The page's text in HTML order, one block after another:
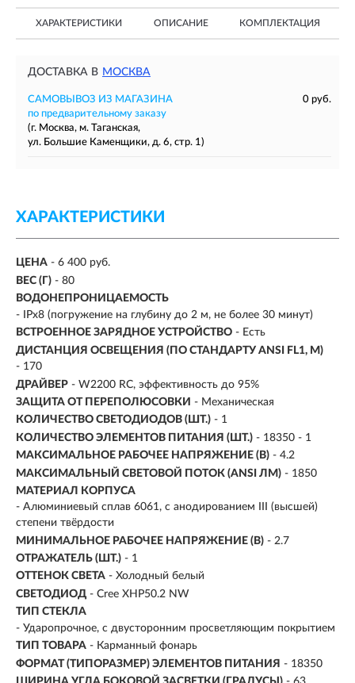
ХАРАКТЕРИСТИКИ ОПИСАНИЕ КОМПЛЕКТАЦИЯ
ДОСТАВКА В МОСКВА
САМОВЫВОЗ ИЗ МАГАЗИНА
0 руб.
по предварительному заказу
(г. Москва, м. Таганская,
ул. Большие Каменщики, д. 6, стр. 1)
ХАРАКТЕРИСТИКИ
ЦЕНА - 6 400 руб.
ВЕС (Г) - 80
ВОДОНЕПРОНИЦАЕМОСТЬ
-
IPx8 (погружение на глубину до 2 м, не более 30 минут)
ВСТРОЕННОЕ ЗАРЯДНОЕ УСТРОЙСТВО - Есть
ДИСТАНЦИЯ ОСВЕЩЕНИЯ (ПО СТАНДАРТУ ANSI FL1, М)
- 170
ДРАЙВЕР - W2200 RC, эффективность до 95%
ЗАЩИТА ОТ ПЕРЕПОЛЮСОВКИ - Механическая
КОЛИЧЕСТВО СВЕТОДИОДОВ (ШТ.) - 1
КОЛИЧЕСТВО ЭЛЕМЕНТОВ ПИТАНИЯ (ШТ.) - 18350 - 1
МАКСИМАЛЬНОЕ РАБОЧЕЕ НАПРЯЖЕНИЕ (В) - 4.2
МАКСИМАЛЬНЫЙ СВЕТОВОЙ ПОТОК (ANSI ЛМ) - 1850
МАТЕРИАЛ КОРПУСА
- Алюминиевый сплав 6061, с анодированием III (высшей)
степени твёрдости
МИНИМАЛЬНОЕ РАБОЧЕЕ НАПРЯЖЕНИЕ (В) - 2.7
ОТРАЖАТЕЛЬ (ШТ.) - 1
ОТТЕНОК СВЕТА - Холодный белый
СВЕТОДИОД - Cree XHP50.2 NW
ТИП СТЕКЛА
- Ударопрочное, с двусторонним просветляющим покрытием
ТИП ТОВАРА - Карманный фонарь
ФОРМАТ (ТИПОРАЗМЕР) ЭЛЕМЕНТОВ ПИТАНИЯ - 18350